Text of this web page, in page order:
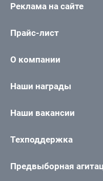
Реклама на сайте
Прайс-лист
О компании
Наши награды
Наши вакансии
Техподдержка
Предвыборная